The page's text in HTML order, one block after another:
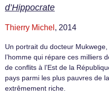
d’Hippocrate
Thierry Michel , 2014
Un portrait du docteur
l’homme qui répare ces milliers
de conflits à l’Est de la
pays parmi les plus pauvres de
extrêmement riche.